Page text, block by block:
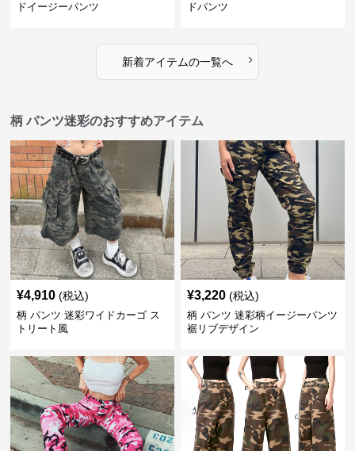
ドイージーパンツ
ドパンツ
新着アイテムの一覧へ ›
柄 パンツ迷彩のおすすめアイテム
¥4,910 (税込)
柄 パンツ 迷彩ワイドカーゴ ス
トリート風
¥3,220 (税込)
柄 パンツ 迷彩柄イージーパンツ
裾リブデザイン